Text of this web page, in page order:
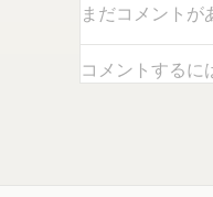
まだコメントが
コメントするに